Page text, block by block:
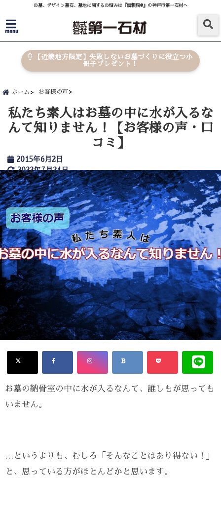
お墓、デザイン墓石、墓地に関するお悩みは『信頼棺®』の神戸市第一石材へ
menu
【近畿地方限定】失敗しないお墓づくりに役立つ小
冊子プレゼント！
ホーム お客様の声
私たち素人はお墓の中に水が入るな
んて知りません！【お客様の声・口
コミ】
2015年6月2日
2022年7月24日
お墓の納骨室の中に水が入るなんて、誰しもが思っても
いません。
…というよりも、むしろ「そんなことはあり得ない！」
と、思っている方がほとんどかと思います。